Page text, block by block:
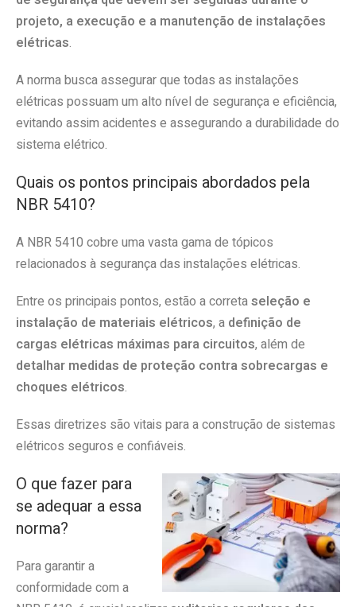
projeto, a execução e a manutenção de instalações
elétricas.
A norma busca assegurar que todas as instalações
elétricas possuam um alto nível de segurança e eficiência,
evitando assim acidentes e assegurando a durabilidade do
sistema elétrico.
Quais os pontos principais abordados pela
NBR 5410?
A NBR 5410 cobre uma vasta gama de tópicos
relacionados à segurança das instalações elétricas.
Entre os principais pontos, estão a corretaseleção e
instalação de materiais elétricos, a definição de
cargas elétricas máximas para circuitos, além de
detalhar medidas de proteção contra sobrecargas e
choques elétricos.
Essas diretrizes são vitais para a construção de sistemas
elétricos seguros e confiáveis.
O que fazer para
se adequar a essa
norma?
Para garantir a
conformidade com a